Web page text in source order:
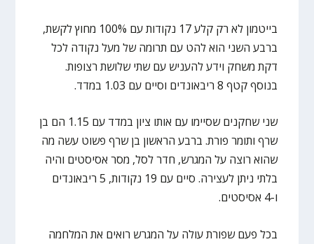
בייטמון לא רק קלע 17 נקודות עם 100% מחוץ לקשת,
ברבע השני הוא להט עם תרומה של מעל נקודה לכל
דקת משחק וידע להעניש עם שתי שלושת רצופות.
בנוסף קטף 8 ריבאונדים וסיים עם 1.03 במדד.
שני שחקנים שסיימו עם אותו ציון במדד עם 1.15 הם בן
שרף ותומר פורת. ברבע הראשון בן שרף פשוט עשה מה
שהוא רוצה על המגרש, חדר לסל, מסר אסיסטים והיה
בלתי ניתן לעצירה. סיים עם 19 נקודות, 5 ריבאונדים
ו-4 אסיסטים.
בכל פעם שפורת עולה על המגרש רואים את המלחמה